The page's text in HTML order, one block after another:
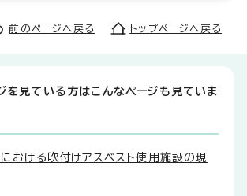
前のページへ戻る トップページへ戻る
を見ている方はこんなページも見ていま
おける吹付けアスベスト使用施設の現